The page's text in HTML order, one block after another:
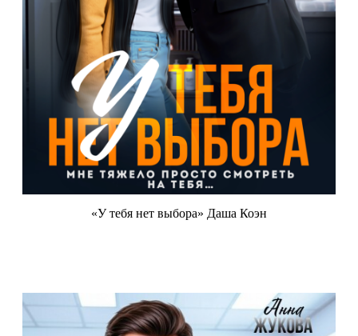
«У тебя нет выбора» Даша Коэн